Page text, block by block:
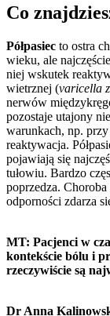
Co
Półpasiec to ostra
wieku, ale
niej wskutek
wietrznej (varicella
nerwów
pozostaje utajony
warunkach, np.
reaktywacja.
pojawiają się
tułowiu. Bardzo
poprzedza.
odporności zdarza
MT: Pacjenci w
kontekście bólu i
rzeczywiście są
Dr Anna